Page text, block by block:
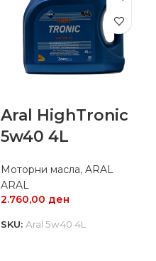
Aral HighTronic
5w40 4L
Моторни масла, ARAL
ARAL
2.760,00 ден
SKU: Aral 5w40 4L